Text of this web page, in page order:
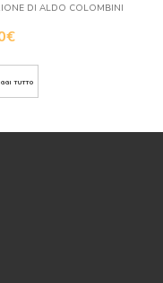
€
DI ALDO COLOMBINI
TUTTO